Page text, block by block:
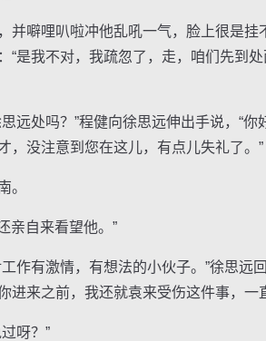
噼哩叭啦冲他乱吼一气，脸上很是挂
是我不对，我疏忽了，走，咱们先到
处吗？”程健向徐思远伸出手说，“你
，没注意到您在这儿，有点儿失礼了。”
。
亲自来看望他。”
有激情，有想法的小伙子。”徐思远回
来之前，我还就袁来受伤这件事，一
呀？”